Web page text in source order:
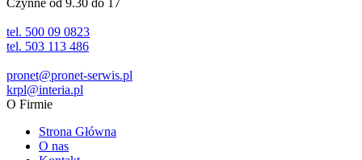
tel. 500 09 0823
tel. 503 113 486
pronet@pronet-serwis.pl
krpl@interia.pl
O Firmie
Strona Główna
O nas